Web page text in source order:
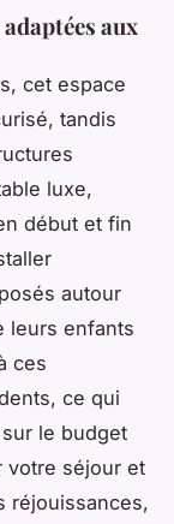
aux
cet espace
tandis
luxe,
début et fin
autour
leurs enfants
ces
ce qui
le budget
votre séjour et
réjouissances,